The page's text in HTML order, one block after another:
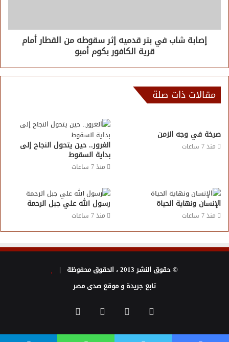
إصابة شاب في بتر قدميه إثر سقوطه من القطار أمام
قرية الكافور بكوم أمبو
مقالات ذات صلة
صرخة في وجه الزمن
منذ 7 ساعات الغرور.. حين يتحول النجاح إلى
بداية السقوط
منذ 7 ساعات
الإنسان ونهاية الحياة
منذ 7 ساعات
رسول الله علي جبل الرحمة
منذ 7 ساعات
© حقوق النشر 2013 ، الحقوق محفوظة |
تابع جريدة و موقع صدى مصر
فيسبوك يوتيوب